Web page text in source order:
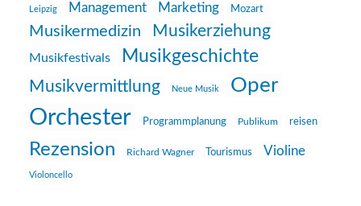
Leipzig Management Marketing Mozart
Musikermedizin Musikerziehung
Musikfestivals Musikgeschichte
Musikvermittlung Neue Musik Oper
Orchester Programmplanung Publikum reisen
Rezension Richard Wagner Tourismus Violine
Violoncello